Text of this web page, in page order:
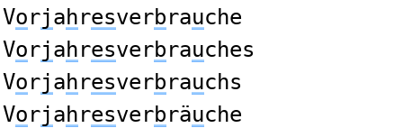
Vorjahresverbrauche
Vorjahresverbrauches
Vorjahresverbrauchs
Vorjahresverbräuche